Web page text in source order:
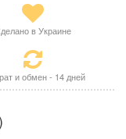
в Украине
и обмен - 14 дней